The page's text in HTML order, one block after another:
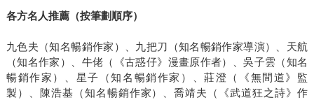
各方名人推薦（按筆劃順序）
九色夫（知名暢銷作家）、九把刀（知名暢銷作家導演）、天航
（知名作家）、牛佬（《古惑仔》漫畫原作者）、吳子雲（知名
暢銷作家）、星子（知名暢銷作家）、莊澄（《無間道》監
製）、陳浩基（知名暢銷作家）、喬靖夫（《武道狂之詩》作